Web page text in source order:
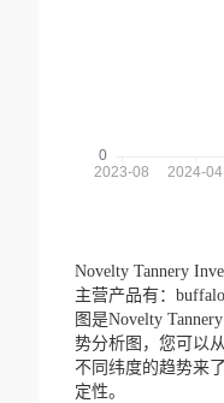
Novelty Tannery
主营产品有：
图是Novelty
势分析图，您可以
不同纬度的趋势来
定性。